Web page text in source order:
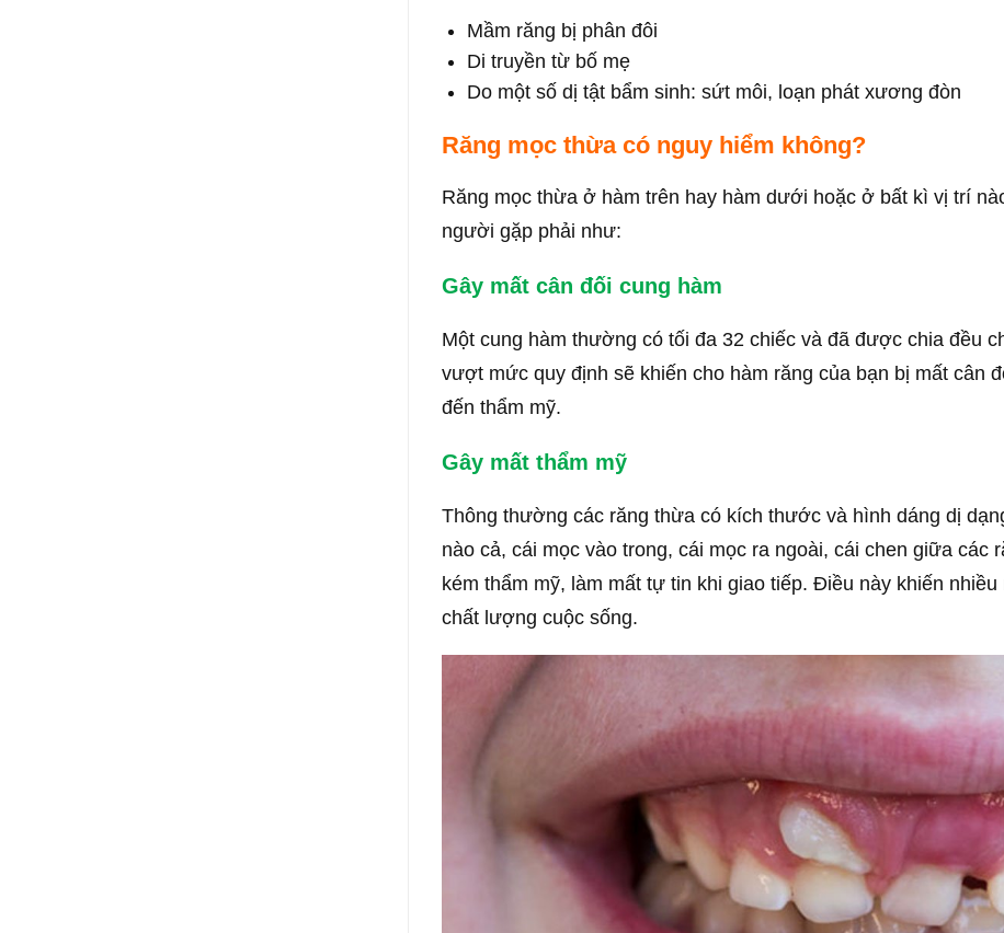
Mầm răng bị phân đôi
Di truyền từ bố mẹ
Do một số dị tật bẩm sinh: sứt môi, loạn phát xương đòn
Răng mọc thừa có nguy hiểm không?
Răng mọc thừa ở hàm trên hay hàm dưới hoặc ở bất kì vị trí
người gặp phải như:
Gây mất cân đối cung hàm
Một cung hàm thường có tối đa 32 chiếc và đã được chia đều
vượt mức quy định sẽ khiến cho hàm răng của bạn bị mất cân
đến thẩm mỹ.
Gây mất thẩm mỹ
Thông thường các răng thừa có kích thước và hình dáng dị
nào cả, cái mọc vào trong, cái mọc ra ngoài, cái chen giữa các
kém thẩm mỹ, làm mất tự tin khi giao tiếp. Điều này khiến
chất lượng cuộc sống.